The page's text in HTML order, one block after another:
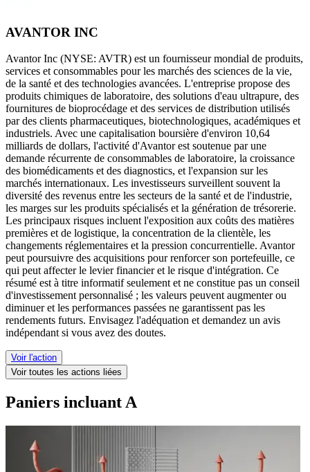
AVANTOR INC
Avantor Inc (NYSE: AVTR) est un fournisseur mondial de produits,
services et consommables pour les marchés des sciences de la vie,
de la santé et des technologies avancées. L'entreprise propose des
produits chimiques de laboratoire, des solutions d'eau ultrapure, des
fournitures de bioprocédage et des services de distribution utilisés
par des clients pharmaceutiques, biotechnologiques, académiques et
industriels. Avec une capitalisation boursière d'environ 10,64
milliards de dollars, l'activité d'Avantor est soutenue par une
demande récurrente de consommables de laboratoire, la croissance
des biomédicaments et des diagnostics, et l'expansion sur les
marchés internationaux. Les investisseurs surveillent souvent la
diversité des revenus entre les secteurs de la santé et de l'industrie,
les marges sur les produits spécialisés et la génération de trésorerie.
Les principaux risques incluent l'exposition aux coûts des matières
premières et de logistique, la concentration de la clientèle, les
changements réglementaires et la pression concurrentielle. Avantor
peut poursuivre des acquisitions pour renforcer son portefeuille, ce
qui peut affecter le levier financier et le risque d'intégration. Ce
résumé est à titre informatif seulement et ne constitue pas un conseil
d'investissement personnalisé ; les valeurs peuvent augmenter ou
diminuer et les performances passées ne garantissent pas les
rendements futurs. Envisagez l'adéquation et demandez un avis
indépendant si vous avez des doutes.
Voir l'action
Voir toutes les actions liées
Paniers incluant A